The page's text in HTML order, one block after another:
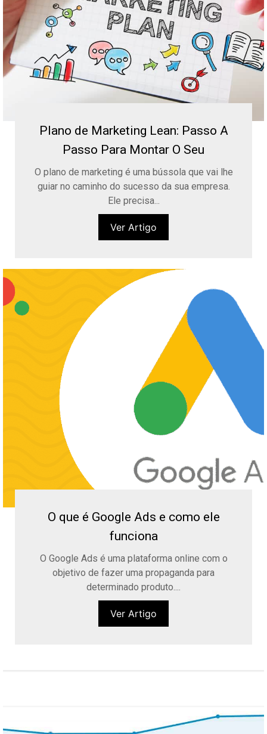
Plano de Marketing Lean: Passo A
Passo Para Montar O Seu
O plano de marketing é uma bússola que vai lhe
guiar no caminho do sucesso da sua empresa.
Ele precisa...
Ver Artigo
O que é Google Ads e como ele
funciona
O Google Ads é uma plataforma online com o
objetivo de fazer uma propaganda para
determinado produto....
Ver Artigo